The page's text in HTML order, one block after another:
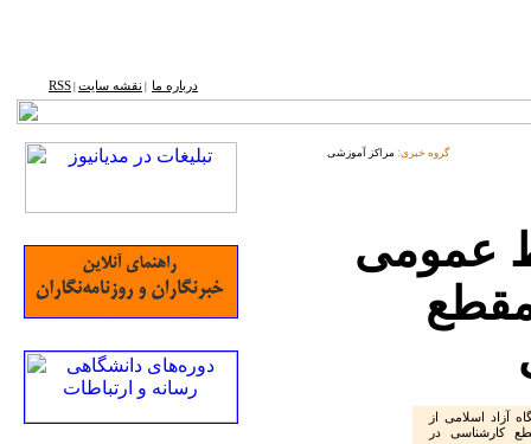
درباره ما نقشه ‌سایت RSS
گروه خبری: مراکز آموزشی
عمومی
مقطع
آزاد اسلامی از
كارشناسی در